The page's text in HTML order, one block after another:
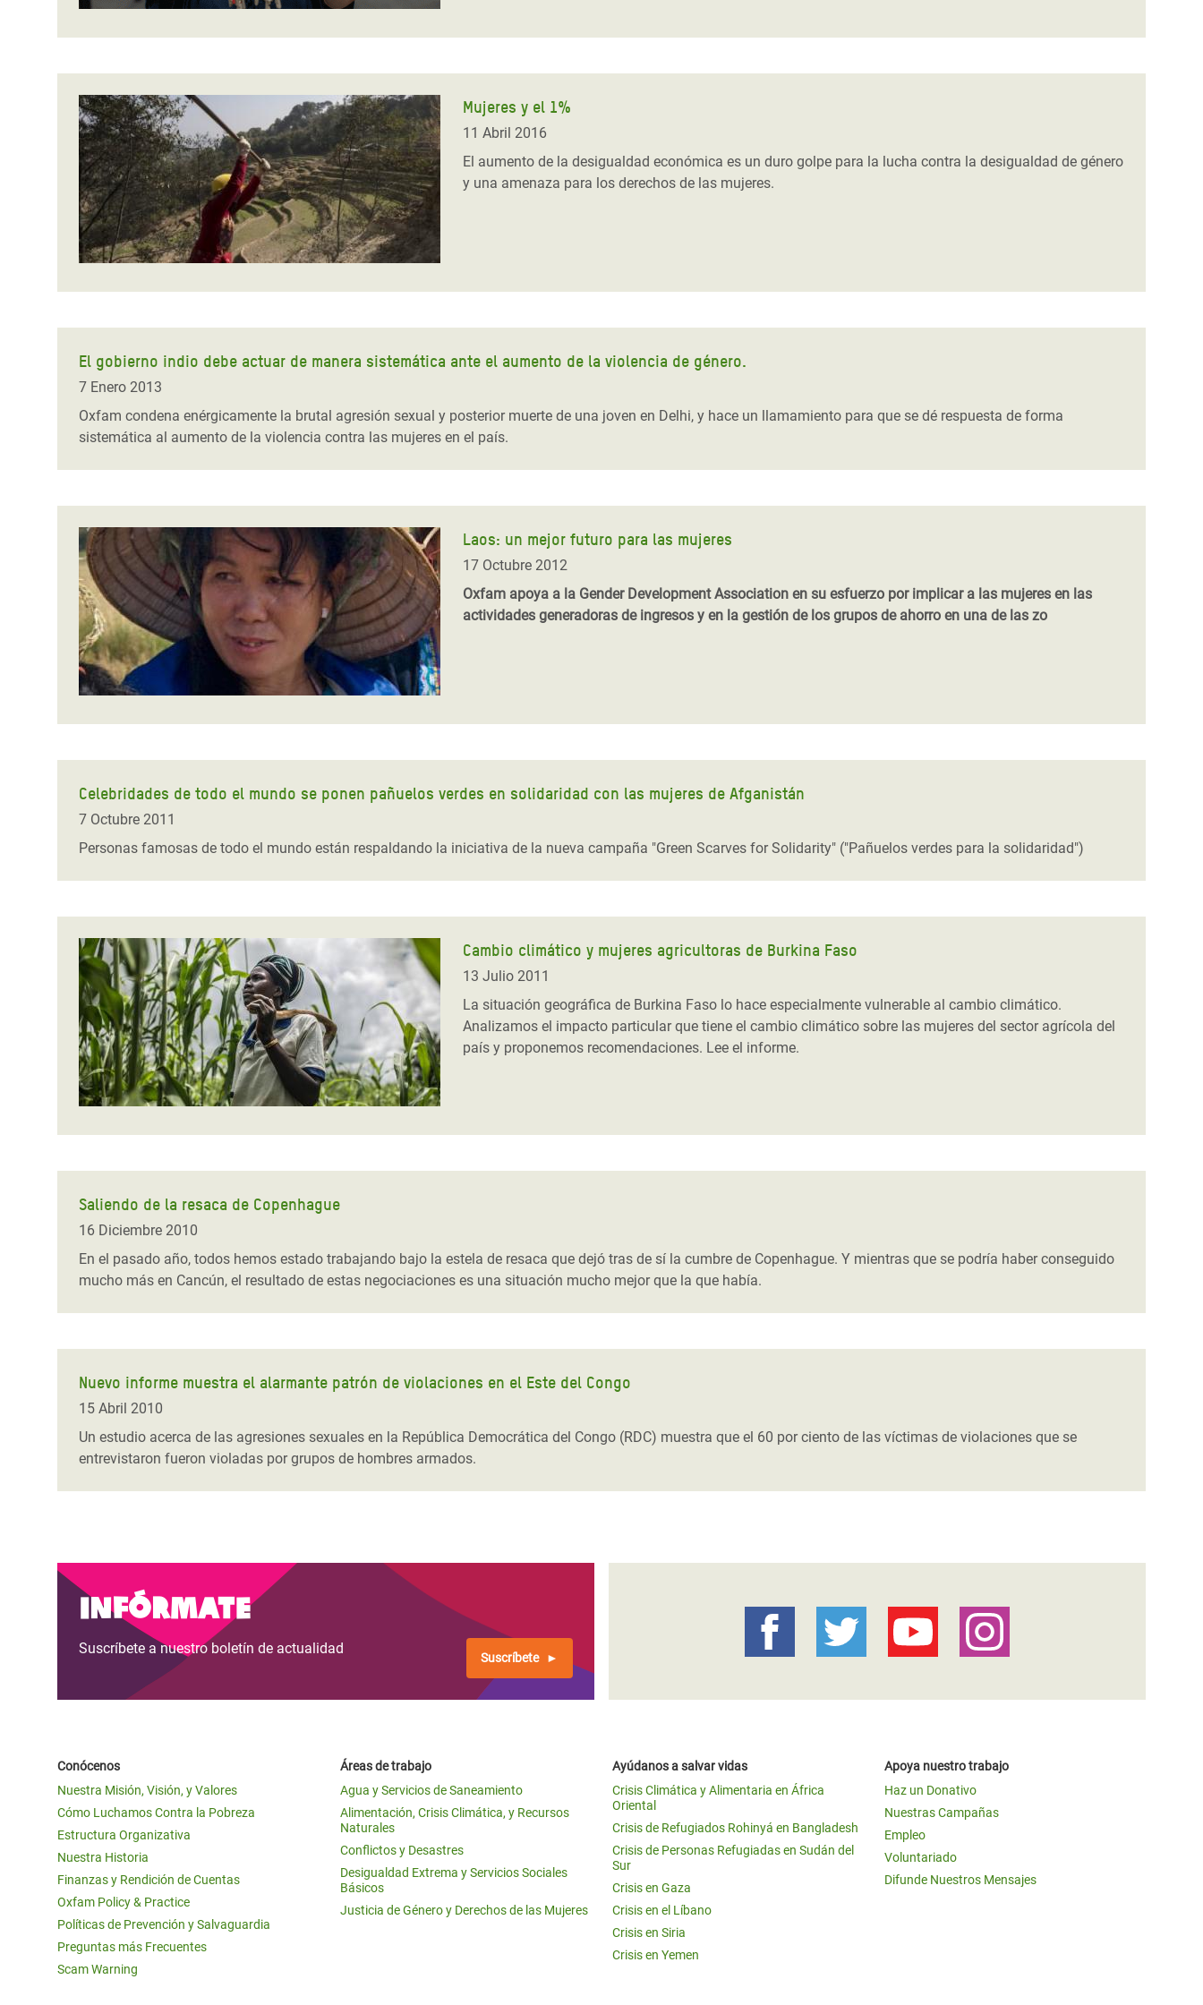
Mujeres y el 1%
11 Abril 2016
El aumento de la desigualdad económica es un duro golpe para la lucha contra la desigualdad de género
y una amenaza para los derechos de las mujeres.
El gobierno indio debe actuar de manera sistemática ante el aumento de la violencia de género.
7 Enero 2013
Oxfam condena enérgicamente la brutal agresión sexual y posterior muerte de una joven en Delhi, y hace un llamamiento para que se dé respuesta de forma
sistemática al aumento de la violencia contra las mujeres en el país.
Laos: un mejor futuro para las mujeres
17 Octubre 2012
Oxfam apoya a la Gender Development Association en su esfuerzo por implicar a las mujeres en las
actividades generadoras de ingresos y en la gestión de los grupos de ahorro en una de las zo
Celebridades de todo el mundo se ponen pañuelos verdes en solidaridad con las mujeres de Afganistán
7 Octubre 2011
Personas famosas de todo el mundo están respaldando la iniciativa de la nueva campaña "Green Scarves for Solidarity" ("Pañuelos verdes para la solidaridad")
Cambio climático y mujeres agricultoras de Burkina Faso
13 Julio 2011
La situación geográfica de Burkina Faso lo hace especialmente vulnerable al cambio climático.
Analizamos el impacto particular que tiene el cambio climático sobre las mujeres del sector agrícola del
país y proponemos recomendaciones. Lee el informe.
Saliendo de la resaca de Copenhague
16 Diciembre 2010
En el pasado año, todos hemos estado trabajando bajo la estela de resaca que dejó tras de sí la cumbre de Copenhague. Y mientras que se podría haber conseguido
mucho más en Cancún, el resultado de estas negociaciones es una situación mucho mejor que la que había.
Nuevo informe muestra el alarmante patrón de violaciones en el Este del Congo
15 Abril 2010
Un estudio acerca de las agresiones sexuales en la República Democrática del Congo (RDC) muestra que el 60 por ciento de las víctimas de violaciones que se
entrevistaron fueron violadas por grupos de hombres armados.
Infórmate
Suscríbete a nuestro boletín de actualidad
Suscríbete
Conócenos
Nuestra Misión, Visión, y Valores
Cómo Luchamos Contra la Pobreza
Estructura Organizativa
Nuestra Historia
Finanzas y Rendición de Cuentas
Oxfam Policy & Practice
Políticas de Prevención y Salvaguardia
Preguntas más Frecuentes
Scam Warning
Áreas de trabajo
Agua y Servicios de Saneamiento
Alimentación, Crisis Climática, y Recursos
Naturales
Conflictos y Desastres
Desigualdad Extrema y Servicios Sociales
Básicos
Justicia de Género y Derechos de las Mujeres
Ayúdanos a salvar vidas
Crisis Climática y Alimentaria en África
Oriental
Crisis de Refugiados Rohinyá en Bangladesh
Crisis de Personas Refugiadas en Sudán del
Sur
Crisis en Gaza
Crisis en el Líbano
Crisis en Siria
Crisis en Yemen
Apoya nuestro trabajo
Haz un Donativo
Nuestras Campañas
Empleo
Voluntariado
Difunde Nuestros Mensajes